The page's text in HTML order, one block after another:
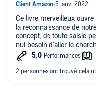
Ce livre merveilleux ouvre
la reconnaissance de
concept, de toute saisie
nul besoin d'aller le